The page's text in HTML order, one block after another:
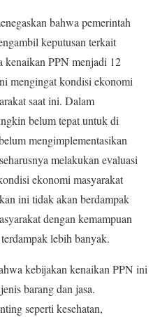
bahwa pemerintah
keputusan terkait
kenaikan PPN menjadi 12
mengingat kondisi ekonomi
saat ini. Dalam
belum tepat untuk di
mengimplementasikan
melakukan evaluasi
ekonomi masyarakat
ini tidak akan berdampak
dengan kemampuan
lebih banyak.
kebijakan kenaikan PPN ini
barang dan jasa.
seperti kesehatan,